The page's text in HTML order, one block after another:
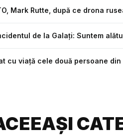
Mark Rutte, după ce drona
de la Galați: Suntem
cu viață cele două persoane